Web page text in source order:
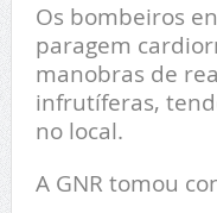
Os bombeiros
paragem
manobras de
infrutíferas,
no local.
A GNR tomou